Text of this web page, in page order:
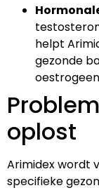
helpt
gezonde
oplost
Arimidex wordt
specifieke